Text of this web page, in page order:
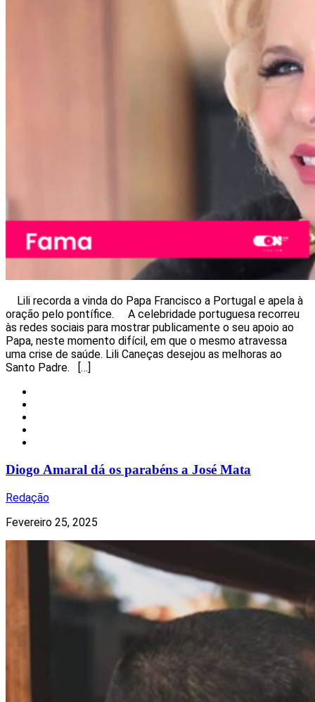
Lili recorda a vinda do Papa Francisco a Portugal e apela à
oração pelo pontífice. A celebridade portuguesa recorreu
às redes sociais para mostrar publicamente o seu apoio ao
Papa, neste momento difícil, em que o mesmo atravessa
uma crise de saúde. Lili Caneças desejou as melhoras ao
Santo Padre. […]
Diogo Amaral dá os parabéns a José Mata
Redação
Fevereiro 25, 2025